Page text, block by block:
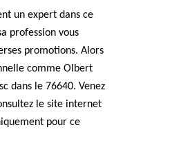
un expert dans ce
profession vous
promotions. Alors
comme Olbert
dans le 76640. Venez
le site internet
pour ce